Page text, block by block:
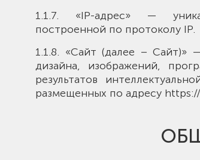
1.1.7. «IP-адрес» —
построенной по протоколу IP.
1.1.8. «Сайт (далее – Сайт)»
дизайна, изображений,
результатов
размещенных по адресу